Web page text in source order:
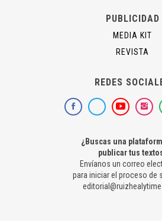
PUBLICIDAD
MEDIA KIT
REVISTA
REDES
¿Buscas una
publicar tus
Envíanos un correo
para iniciar el proceso de